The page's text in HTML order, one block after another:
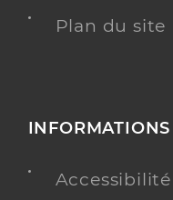
Plan du site